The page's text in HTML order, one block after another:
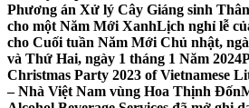
Phương án Xử lý Cây Giáng sinh
cho một Năm Mới XanhLịch nghỉ lễ
cho Cuối tuần Năm Mới Chủ nhật,
và Thứ Hai, ngày 1 tháng 1 Năm 2024
Christmas Party 2023 of Vietnamese
– Nhà Việt Nam vùng Hoa Thịnh Đốn